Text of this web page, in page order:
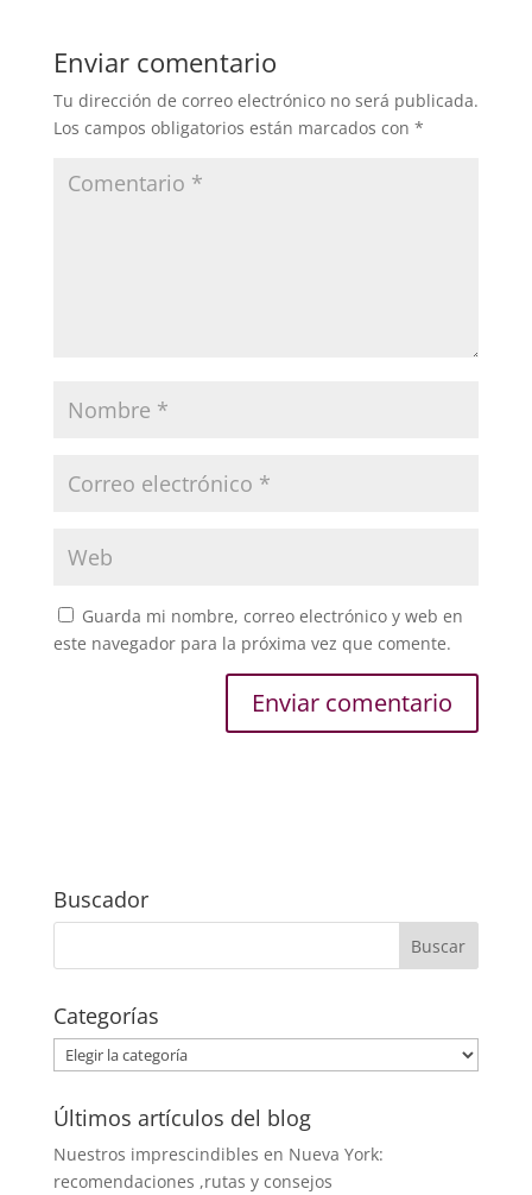
Enviar comentario
Tu dirección de correo electrónico no será publicada.
Los campos obligatorios están marcados con *
Guarda mi nombre, correo electrónico y web en
este navegador para la próxima vez que comente.
Buscador
Categorías
Categorías
Últimos artículos del blog
Nuestros imprescindibles en Nueva York:
recomendaciones ,rutas y consejos